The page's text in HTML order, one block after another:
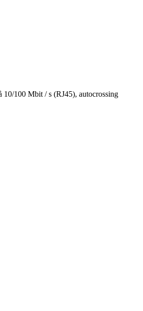
10/100 Mbit / s (RJ45), autocrossing